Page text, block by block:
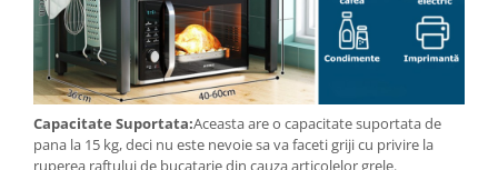
Capacitate Suportata:Aceasta are o capacitate suportata de
pana la 15 kg, deci nu este nevoie sa va faceti griji cu privire la
ruperea raftului de bucatarie din cauza articolelor grele.